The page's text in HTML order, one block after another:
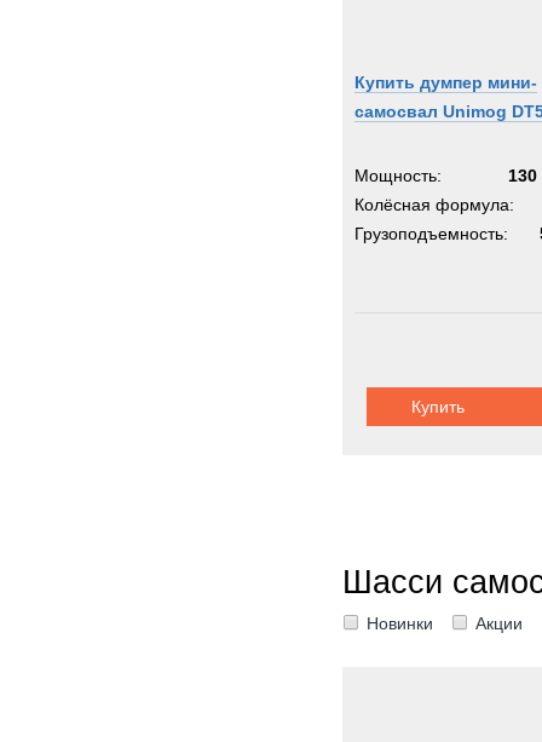
Купить думпер мини-
самосвал Unimog
Мощность:
130
Колёсная формула:
Грузоподъемность:
Купить
Шасси
Новинки Акции